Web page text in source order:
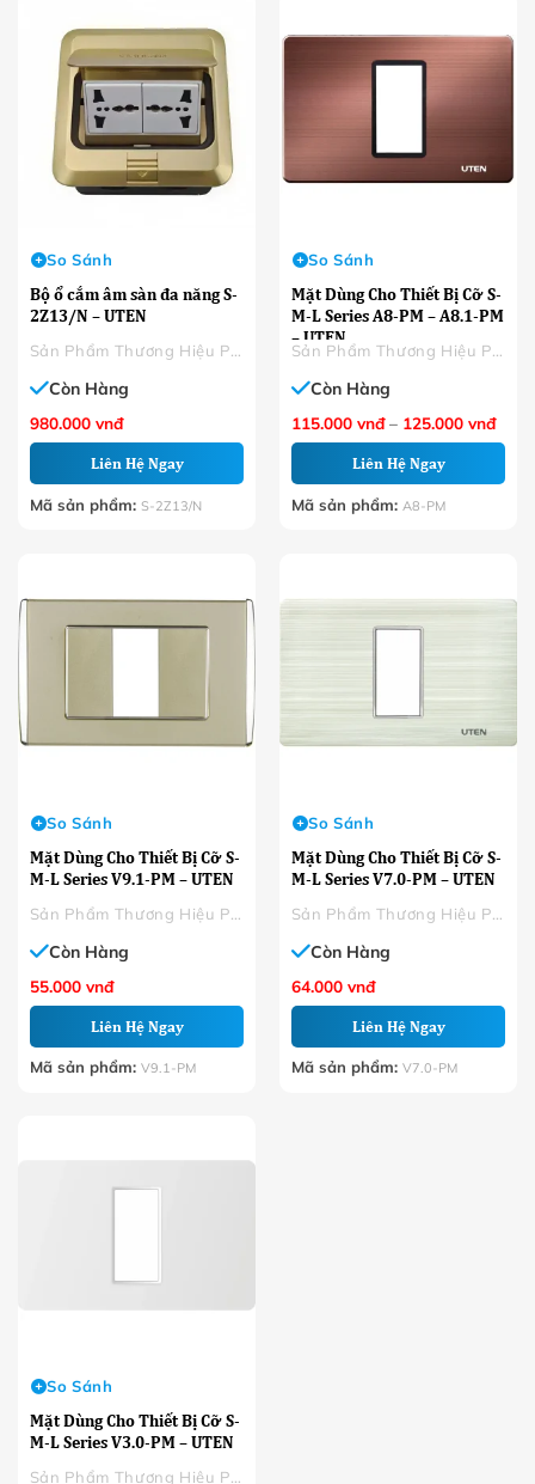
Sản Phẩm Thương Hiệu Phân Phối
Bộ ổ cắm âm sàn đa năng S-
2Z13/N – UTEN
So Sánh
Còn Hàng
980.000 vnđ
Liên Hệ Ngay
Mã sản phẩm: S-2Z13/N
Sản Phẩm Thương Hiệu Phân Phối
Mặt Dùng Cho Thiết Bị Cỡ S-
M-L Series A8-PM – A8.1-PM
– UTEN
So Sánh
Còn Hàng
115.000 vnđ – 125.000 vnđ
giá:
từ
đến
Liên Hệ Ngay
Mã sản phẩm: A8-PM
Mặt Dùng Cho Thiết Bị Cỡ S-
M-L Series V9.1-PM – UTEN
So Sánh
Còn Hàng
55.000 vnđ
Liên Hệ Ngay
Mã sản phẩm: V9.1-PM
Mặt Dùng Cho Thiết Bị Cỡ S-
M-L Series V7.0-PM – UTEN
So Sánh
Còn Hàng
64.000 vnđ
Liên Hệ Ngay
Mã sản phẩm: V7.0-PM
Mặt Dùng Cho Thiết Bị Cỡ S-
M-L Series V3.0-PM – UTEN
So Sánh